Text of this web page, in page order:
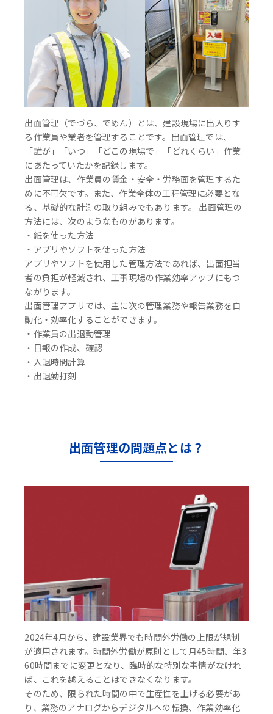
出面管理（でづら、でめん）とは、建設現場に出入りす
る作業員や業者を管理することです。出面管理では、
「誰が」「いつ」「どこの現場で」「どれくらい」作業
にあたっていたかを記録します。
出面管理は、作業員の賃金・安全・労務面を管理するた
めに不可欠です。また、作業全体の工程管理に必要とな
る、基礎的な計測の取り組みでもあります。 出面管理の
方法には、次のようなものがあります。
・紙を使った方法
・アプリやソフトを使った方法
アプリやソフトを使用した管理方法であれば、出面担当
者の負担が軽減され、工事現場の作業効率アップにもつ
ながります。
出面管理アプリでは、主に次の管理業務や報告業務を自
動化・効率化することができます。
・作業員の出退勤管理
・日報の作成、確認
・入退時間計算
・出退勤打刻
出面管理の問題点とは？
2024年4月から、建設業界でも時間外労働の上限が規制
が適用されます。時間外労働が原則として月45時間、年3
60時間までに変更となり、臨時的な特別な事情がなけれ
ば、これを越えることはできなくなります。
そのため、限られた時間の中で生産性を上げる必要があ
り、業務のアナログからデジタルへの転換、作業効率化